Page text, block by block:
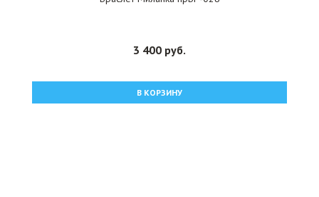
3 400 руб.
В КОРЗИНУ